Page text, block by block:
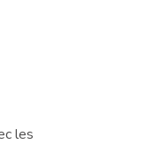
les